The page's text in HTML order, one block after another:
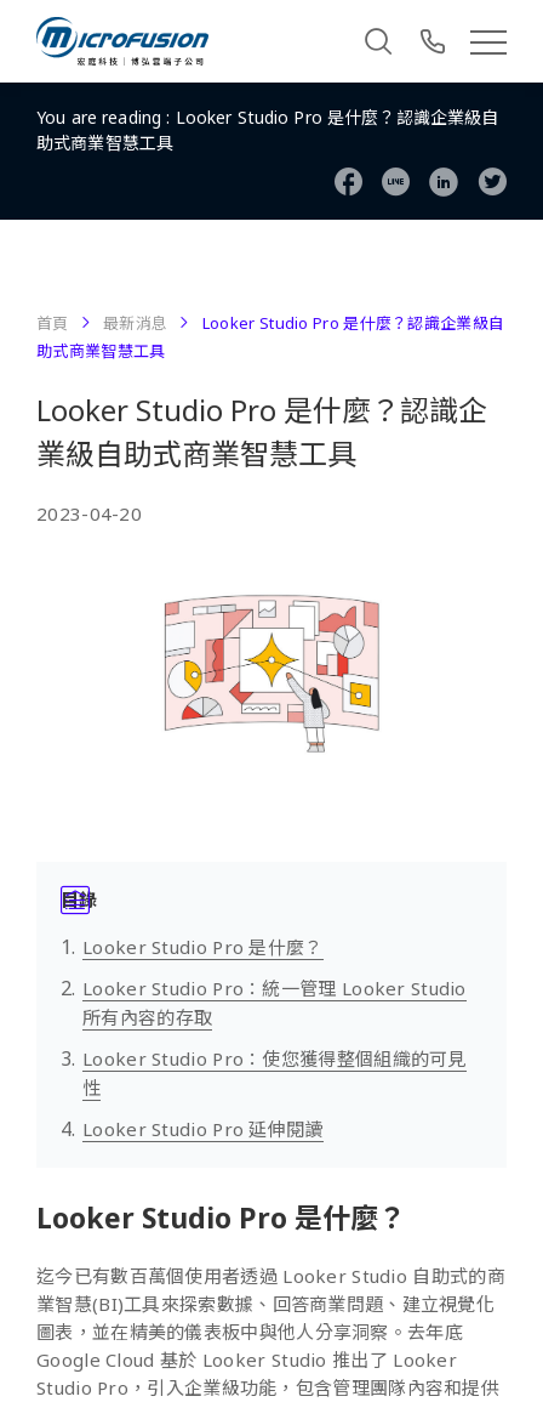
You are reading : Looker Studio Pro 是什麼？認識企業級自
助式商業智慧工具
首頁 最新消息
Looker Studio Pro 是什麼？認識企業級自
助式商業智慧工具
Looker Studio Pro 是什麼？認識企
業級自助式商業智慧工具
2023-04-20
目錄
Looker Studio Pro 是什麼？
Looker Studio Pro：統一管理 Looker Studio
所有內容的存取
Looker Studio Pro：使您獲得整個組織的可見
性
Looker Studio Pro 延伸閱讀
Looker Studio Pro 是什麼？
迄今已有數百萬個使用者透過 Looker Studio 自助式的商
業智慧(BI)工具來探索數據、回答商業問題、建立視覺化
圖表，並在精美的儀表板中與他人分享洞察。去年底
Google Cloud 基於 Looker Studio 推出了 Looker
Studio Pro，引入企業級功能，包含管理團隊內容和提供